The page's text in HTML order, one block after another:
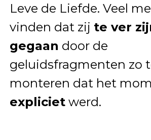
Leve de Liefde. Veel
vinden dat zij te ver
gegaan door de
geluidsfragmenten zo
monteren dat het
explicietwerd.